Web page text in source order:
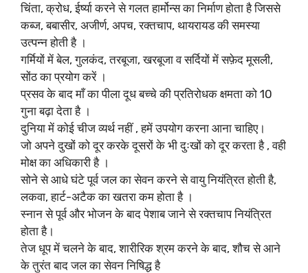
चिंता, क्रोध, ईर्ष्या करने से गलत हार्मोन्स का निर्माण होता है जिससे
कब्ज, बबासीर, अजीर्ण, अपच, रक्तचाप, थायरायड की समस्या
उत्पन्न होती है ।
गर्मियों में बेल, गुलकंद, तरबूजा, खरबूजा व सर्दियों में सफ़ेद मूसली,
सोंठ का प्रयोग करें ।
प्रसव के बाद माँ का पीला दूध बच्चे की प्रतिरोधक क्षमता को 10
गुना बढ़ा देता है ।
दुनिया में कोई चीज व्यर्थ नहीं , हमें उपयोग करना आना चाहिए।
जो अपने दुखों को दूर करके दूसरों के भी दुःखों को दूर करता है , वही
मोक्ष का अधिकारी है ।
सोने से आधे घंटे पूर्व जल का सेवन करने से वायु नियंत्रित होती है,
लकवा, हार्ट-अटैक का खतरा कम होता है ।
स्नान से पूर्व और भोजन के बाद पेशाब जाने से रक्तचाप नियंत्रित
होता है।
तेज धूप में चलने के बाद, शारीरिक श्रम करने के बाद, शौच से आने
के तुरंत बाद जल का सेवन निषिद्ध है